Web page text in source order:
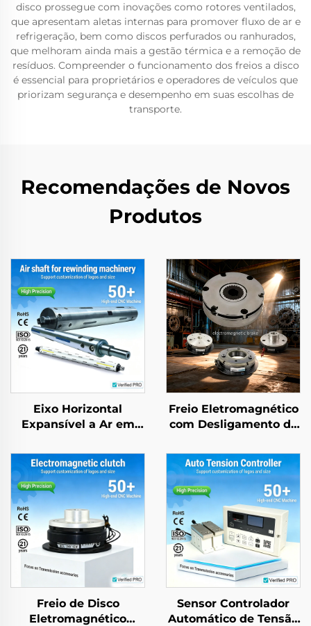
disco prossegue com inovações como rotores ventilados,
que apresentam aletas internas para promover fluxo de ar e
refrigeração, bem como discos perfurados ou ranhurados,
que melhoram ainda mais a gestão térmica e a remoção de
resíduos. Compreender o funcionamento dos freios a disco
é essencial para proprietários e operadores de veículos que
priorizam segurança e desempenho em suas escolhas de
transporte.
Recomendações de Novos
Produtos
Eixo Horizontal
Expansível a Ar em
Máquina de
Embalagem
Freio Eletromagnético
com Desligamento de
Freio de Rotor,
Retardador, Peças
para Transmissão
Freio de Disco
Eletromagnético
Sensor Controlador
Automático de Tensão